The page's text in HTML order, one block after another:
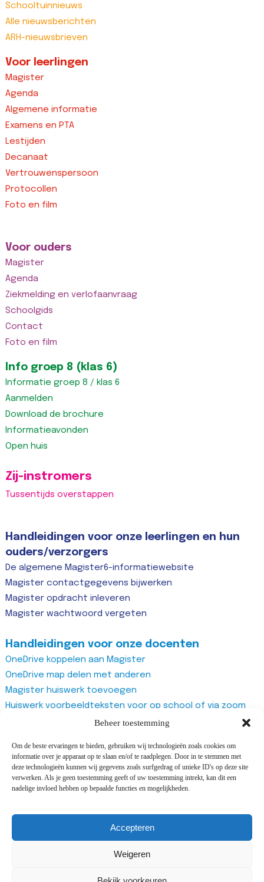
Beheer toestemming
Om de beste ervaringen te bieden, gebruiken wij technologieën zoals cookies om
informatie over je apparaat op te slaan en/of te raadplegen. Door in te stemmen met
deze technologieën kunnen wij gegevens zoals surfgedrag of unieke ID's op deze site
verwerken. Als je geen toestemming geeft of uw toestemming intrekt, kan dit een
nadelige invloed hebben op bepaalde functies en mogelijkheden.
Accepteren
Weigeren
Schooltuinnieuws
Alle nieuwsberichten
ARH-nieuwsbrieven
Voor leerlingen
Magister
Agenda
Algemene informatie
Examens en PTA
Lestijden
Decanaat
Vertrouwenspersoon
Protocollen
Foto en film
Voor ouders
Magister
Agenda
Ziekmelding en verlofaanvraag
Schoolgids
Contact
Foto en film
Info groep 8 (klas 6)
Informatie groep 8 / klas 6
Aanmelden
Download de brochure
Informatieavonden
Open huis
Zij-instromers
Tussentijds overstappen
Handleidingen voor onze leerlingen en hun
ouders/verzorgers
De algemene Magister6-informatiewebsite
Magister contactgegevens bijwerken
Magister opdracht inleveren
Magister wachtwoord vergeten
Handleidingen voor onze docenten
OneDrive koppelen aan Magister
OneDrive map delen met anderen
Magister huiswerk toevoegen
Huiswerk voorbeeldteksten voor op school of via zoom
Magister studiewijzers
Magister docentenhandleiding algemeen
Zoom account aanmaken
Zoom recurring meeting aanmaken
Vragenlijst van Office365 Forms gebruiken
©2025 All rights reserved Adriaan Roland Holstschool |
Design and development by
Cijs&Co